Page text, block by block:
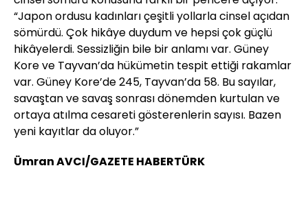
“Japon ordusu kadınları çeşitli yollarla cinsel açıdan
sömürdü. Çok hikâye duydum ve hepsi çok güçlü
hikâyelerdi. Sessizliğin bile bir anlamı var. Güney
Kore ve Tayvan’da hükümetin tespit ettiği rakamlar
var. Güney Kore’de 245, Tayvan’da 58. Bu sayılar,
savaştan ve savaş sonrası dönemden kurtulan ve
ortaya atılma cesareti gösterenlerin sayısı. Bazen
yeni kayıtlar da oluyor.”
Ümran AVCI/GAZETE HABERTÜRK